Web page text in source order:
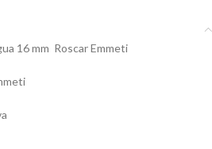
16 mm Roscar Emmeti